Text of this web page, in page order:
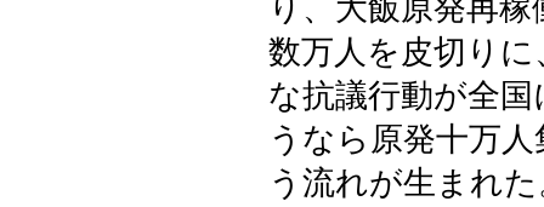
り、大飯原発再
数万人を皮切り
な抗議行動が全
うなら原発十万
う流れが生まれ